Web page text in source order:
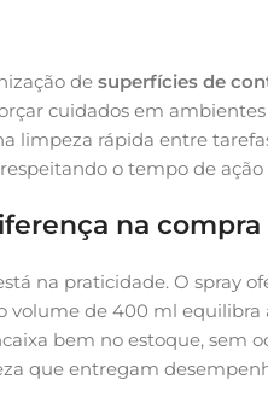
de superfícies de
cuidados em
limpeza rápida entre
o tempo de
na compra
na praticidade. O spray
volume de 400 ml
bem no estoque,
que entregam